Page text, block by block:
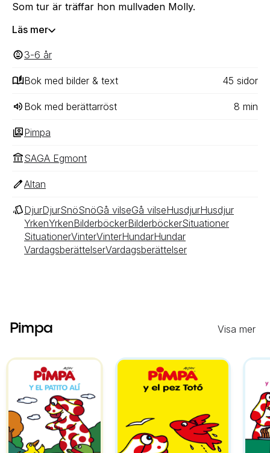
Som tur är träffar hon mullvaden Molly.
Läs mer
3-6 ‎‎ år
Bok med bilder & text 45 ‎‎ sidor
Bok med berättarröst 8 min
Pimpa
SAGA Egmont
Altan
DjurDjurSnöSnöGå vilseGå vilseHusdjurHusdjur
YrkenYrkenBilderböckerBilderböckerSituationer
SituationerVinterVinterHundarHundar
VardagsberättelserVardagsberättelser
Pimpa Visa mer